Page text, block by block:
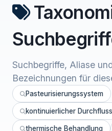
Suchbegriffe, Aliase
Bezeichnungen für
Pasteurisierungssystem
kontinuierlicher Durchfluss
thermische Behandlung